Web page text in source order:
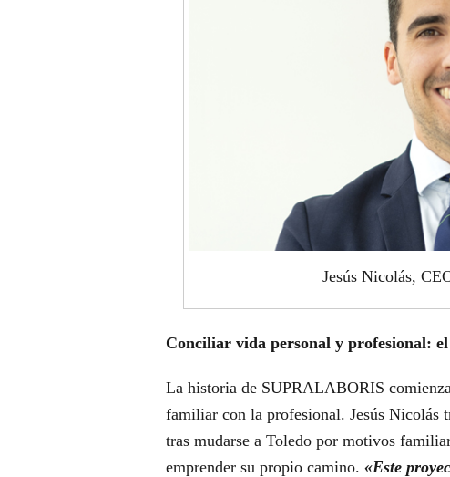
Jesús Nicolás,
Conciliar vida personal y profesional:
La historia de SUPRALABORIS
familiar con la profesional. Jesús Nicolás
tras mudarse a Toledo por motivos
emprender su propio camino. «Este